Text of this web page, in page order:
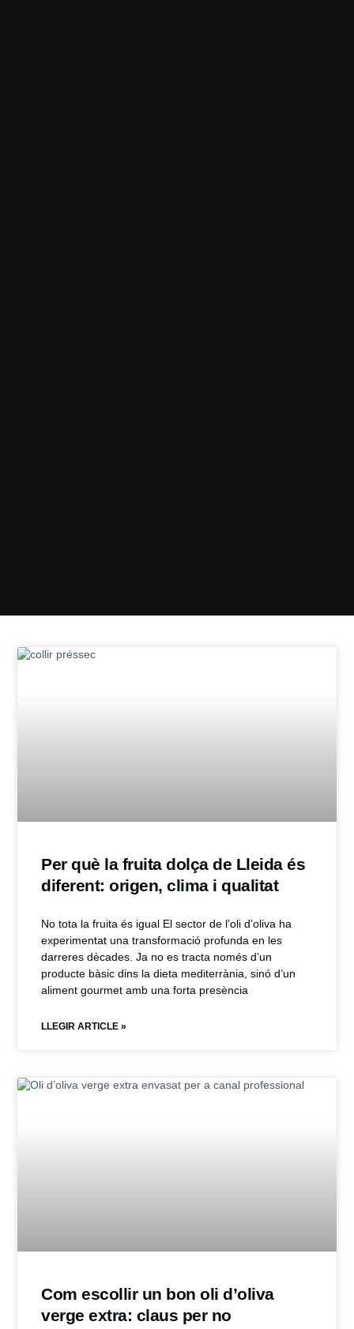
Per què la fruita dolça de Lleida és
diferent: origen, clima i qualitat
No tota la fruita és igual El sector de l’oli d’oliva ha
experimentat una transformació profunda en les
darreres dècades. Ja no es tracta només d’un
producte bàsic dins la dieta mediterrània, sinó d’un
aliment gourmet amb una forta presència
LLEGIR ARTICLE »
Com escollir un bon oli d’oliva
verge extra: claus per no